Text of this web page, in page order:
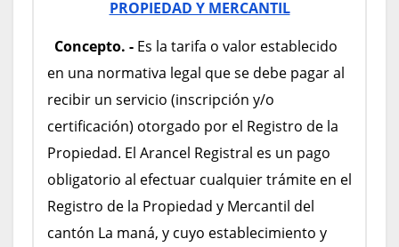
PROPIEDAD Y MERCANTIL
Concepto. - Es la tarifa o valor establecido
en una normativa legal que se debe pagar al
recibir un servicio (inscripción y/o
certificación) otorgado por el Registro de la
Propiedad. El Arancel Registral es un pago
obligatorio al efectuar cualquier trámite en el
Registro de la Propiedad y Mercantil del
cantón La maná, y cuyo establecimiento y